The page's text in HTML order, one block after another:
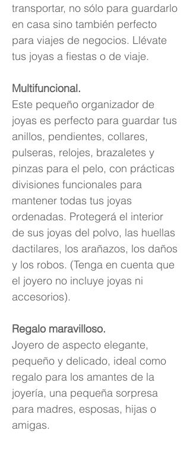
transportar, no sólo para guardarlo
en casa sino también perfecto
para viajes de negocios. Llévate
tus joyas a fiestas o de viaje.
Multifuncional.
Este pequeño organizador de
joyas es perfecto para guardar tus
anillos, pendientes, collares,
pulseras, relojes, brazaletes y
pinzas para el pelo, con prácticas
divisiones funcionales para
mantener todas tus joyas
ordenadas. Protegerá el interior
de sus joyas del polvo, las huellas
dactilares, los arañazos, los daños
y los robos. (Tenga en cuenta que
el joyero no incluye joyas ni
accesorios).
Regalo maravilloso.
Joyero de aspecto elegante,
pequeño y delicado, ideal como
regalo para los amantes de la
joyería, una pequeña sorpresa
para madres, esposas, hijas o
amigas.